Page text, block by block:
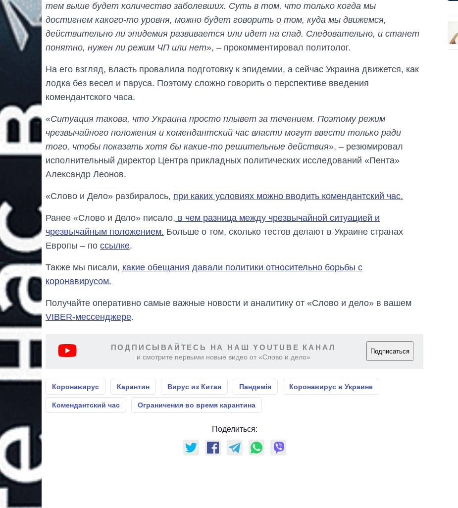
тем выше будет количество заболевших. Суть в том, что только когда мы
достигнем какого-то уровня, можно будет говорить о том, куда мы движемся,
действительно ли эпидемия развивается или идет на спад. Следовательно, и станет
понятно, нужен ли режим ЧП или нет», – прокомментировал политолог.
На его взгляд, власть провалила подготовку к эпидемии, а сейчас Украина движется, как
лодка без весел и паруса. Поэтому сложно говорить о перспективе введения
комендантского часа.
«Ситуация такова, что Украина просто плывет за течением. Поэтому режим
чрезвычайного положения и комендантский час власти могут ввести только ради
того, чтобы показать хотя бы какие-то решительные действия», – резюмировал
исполнительный директор Центра прикладных политических исследований «Пента»
Александр Леонов.
«Слово и Дело» разбиралось, при каких условиях можно вводить комендантский час.
Ранее «Слово и Дело» писало, в чем разница между чрезвычайной ситуацией и
чрезвычайным положением. Больше о том, сколько тестов делают в Украине странах
Европы – по ссылке.
Также мы писали, какие обещания давали политики относительно борьбы с
коронавирусом.
Получайте оперативно самые важные новости и аналитику от «Слово и дело» в вашем
VIBER-мессенджере.
ПОДПИСЫВАЙТЕСЬ НА НАШ YOUTUBE КАНАЛ
и смотрите первыми новые видео от «Слово и дело»
Подписаться
Коронавирус Карантин Вирус из Китая Пандемія Коронавирус в Украине
Комендантский час Ограничения во время карантина
Поделиться: